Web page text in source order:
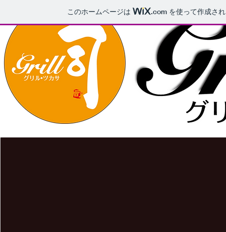
このホームページは .com を使って作成さ